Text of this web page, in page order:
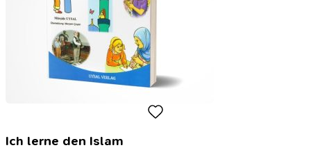
Ich lerne den Islam